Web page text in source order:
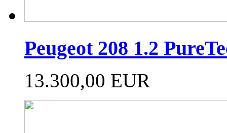
Peugeot 208 1.2
13.300,00 EUR